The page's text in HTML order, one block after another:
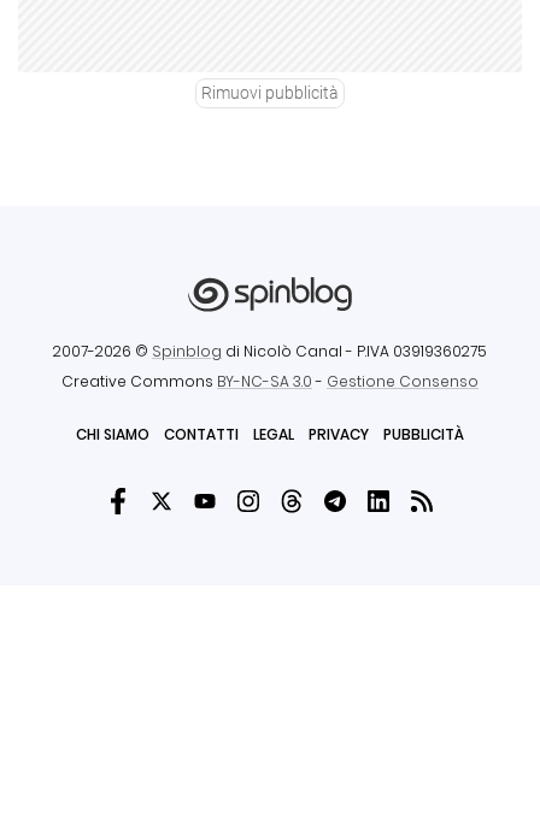
Rimuovi pubblicità
2007-2026 © Spinblog di Nicolò Canal - P.IVA 03919360275
Creative Commons BY-NC-SA 3.0- Gestione Consenso
CHI SIAMO CONTATTI LEGAL PRIVACY PUBBLICITÀ